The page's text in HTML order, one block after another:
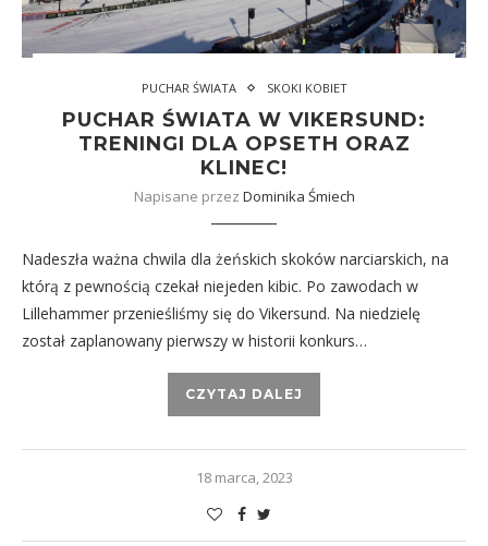
PUCHAR ŚWIATA SKOKI KOBIET
PUCHAR ŚWIATA W VIKERSUND:
TRENINGI DLA OPSETH ORAZ
KLINEC!
Napisane przez Dominika Śmiech
Nadeszła ważna chwila dla żeńskich skoków narciarskich, na
którą z pewnością czekał niejeden kibic. Po zawodach w
Lillehammer przenieśliśmy się do Vikersund. Na niedzielę
został zaplanowany pierwszy w historii konkurs…
CZYTAJ DALEJ
18 marca, 2023